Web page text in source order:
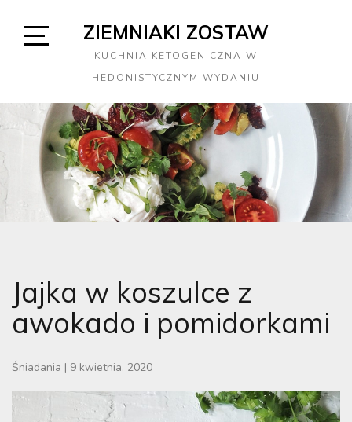
ZIEMNIAKI ZOSTAW
KUCHNIA KETOGENICZNA W
HEDONISTYCZNYM WYDANIU
Jajka w koszulce z
awokado i pomidorkami
Śniadania | 9 kwietnia, 2020